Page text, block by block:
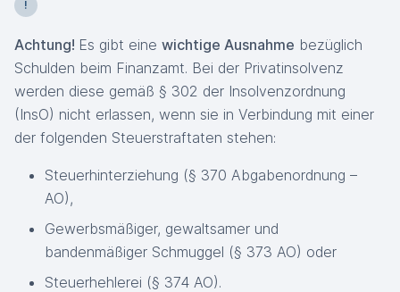
Achtung! Es gibt eine wichtige Ausnahme bezüglich
Schulden beim Finanzamt. Bei der Privatinsolvenz
werden diese gemäß § 302 der Insolvenzordnung
(InsO) nicht erlassen, wenn sie in Verbindung mit einer
der folgenden Steuerstraftaten stehen:
Steuerhinterziehung (§ 370 Abgabenordnung –
AO),
Gewerbsmäßiger, gewaltsamer und
bandenmäßiger Schmuggel (§ 373 AO) oder
Steuerhehlerei (§ 374 AO).